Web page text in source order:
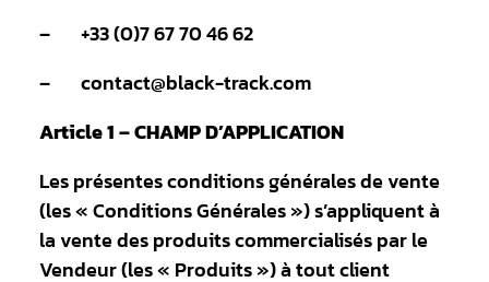
– +33 (0)7 67 70 46 62
– contact@black-track.com
Article 1 – CHAMP D’APPLICATION
Les présentes conditions générales de vente
(les « Conditions Générales ») s’appliquent à
la vente des produits commercialisés par le
Vendeur (les « Produits ») à tout client